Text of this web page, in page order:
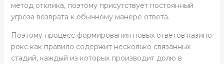
метод отклика, поэтому присутствует постоянный
угроза возврата к обычному манере ответа.
Поэтому процесс формирования новых ответов казино
рокс как правило содержит несколько связанных
стадий, каждый из которых производит долю в